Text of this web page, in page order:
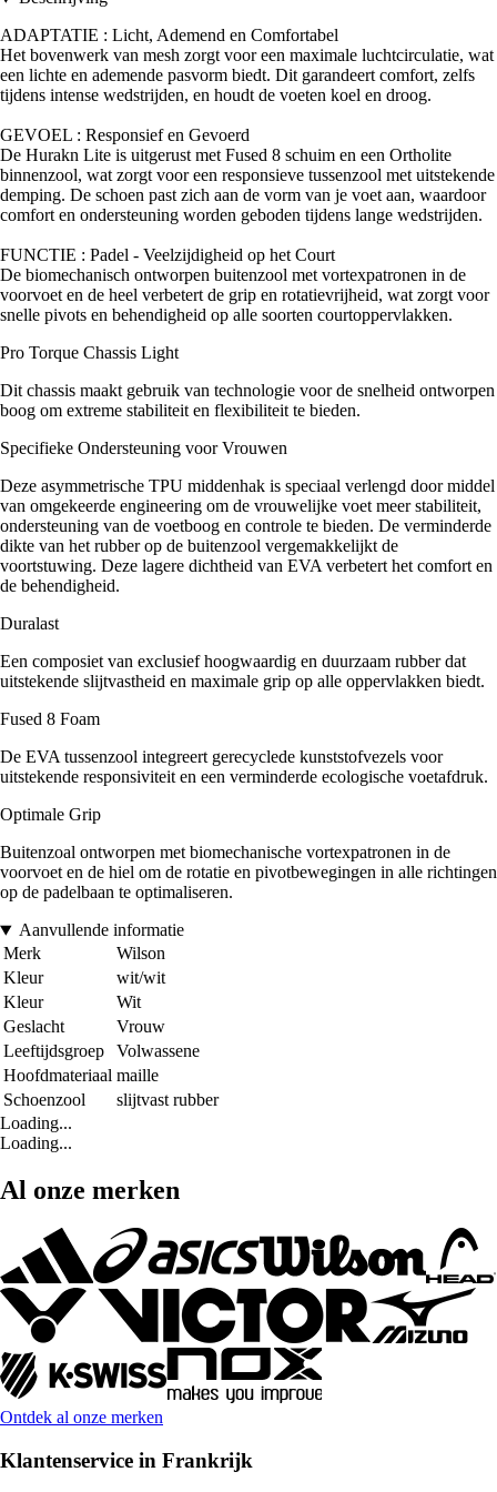
ADAPTATIE : Licht, Ademend en Comfortabel
Het bovenwerk van mesh zorgt voor een maximale luchtcirculatie, wat
een lichte en ademende pasvorm biedt. Dit garandeert comfort, zelfs
tijdens intense wedstrijden, en houdt de voeten koel en droog.
GEVOEL : Responsief en Gevoerd
De Hurakn Lite is uitgerust met Fused 8 schuim en een Ortholite
binnenzool, wat zorgt voor een responsieve tussenzool met uitstekende
demping. De schoen past zich aan de vorm van je voet aan, waardoor
comfort en ondersteuning worden geboden tijdens lange wedstrijden.
FUNCTIE : Padel - Veelzijdigheid op het Court
De biomechanisch ontworpen buitenzool met vortexpatronen in de
voorvoet en de heel verbetert de grip en rotatievrijheid, wat zorgt voor
snelle pivots en behendigheid op alle soorten courtoppervlakken.
Pro Torque Chassis Light
Dit chassis maakt gebruik van technologie voor de snelheid ontworpen
boog om extreme stabiliteit en flexibiliteit te bieden.
Specifieke Ondersteuning voor Vrouwen
Deze asymmetrische TPU middenhak is speciaal verlengd door middel
van omgekeerde engineering om de vrouwelijke voet meer stabiliteit,
ondersteuning van de voetboog en controle te bieden. De verminderde
dikte van het rubber op de buitenzool vergemakkelijkt de
voortstuwing. Deze lagere dichtheid van EVA verbetert het comfort en
de behendigheid.
Duralast
Een composiet van exclusief hoogwaardig en duurzaam rubber dat
uitstekende slijtvastheid en maximale grip op alle oppervlakken biedt.
Fused 8 Foam
De EVA tussenzool integreert gerecyclede kunststofvezels voor
uitstekende responsiviteit en een verminderde ecologische voetafdruk.
Optimale Grip
Buitenzoal ontworpen met biomechanische vortexpatronen in de
voorvoet en de hiel om de rotatie en pivotbewegingen in alle richtingen
op de padelbaan te optimaliseren.
Aanvullende informatie
Merk
Wilson
Kleur
wit/wit
Kleur
Wit
Geslacht
Vrouw
Leeftijdsgroep
Volwassene
Hoofdmateriaal maille
Schoenzool
slijtvast rubber
Loading...
Loading...
Al onze merken
Ontdek al onze merken
Klantenservice in Frankrijk